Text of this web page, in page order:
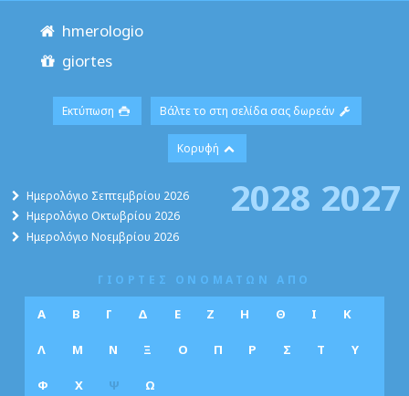
hmerologio
giortes
Εκτύπωση Βάλτε το στη σελίδα σας δωρεάν
Κορυφή
Ημερολόγιο Σεπτεμβρίου 2026
Ημερολόγιο Οκτωβρίου 2026
Ημερολόγιο Νοεμβρίου 2026
2027
2028
ΓΙΟΡΤΕΣ ΟΝΟΜΑΤΩΝ ΑΠΟ
Α Β Γ Δ Ε Ζ Η Θ Ι Κ
Λ Μ Ν Ξ Ο Π Ρ Σ Τ Υ
Φ Χ Ψ Ω